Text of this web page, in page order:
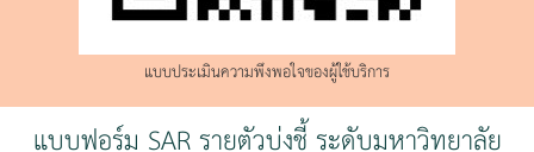
แบบประเมินความพึงพอใจของผู้ใช้บริการ
แบบฟอร์ม SAR รายตัวบ่งชี้ ระดับมหาวิทยาลัย